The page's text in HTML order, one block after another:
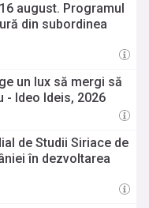
august. Programul
din subordinea
un lux să mergi să
- Ideo Ideis, 2026
de Studii Siriace de
în dezvoltarea